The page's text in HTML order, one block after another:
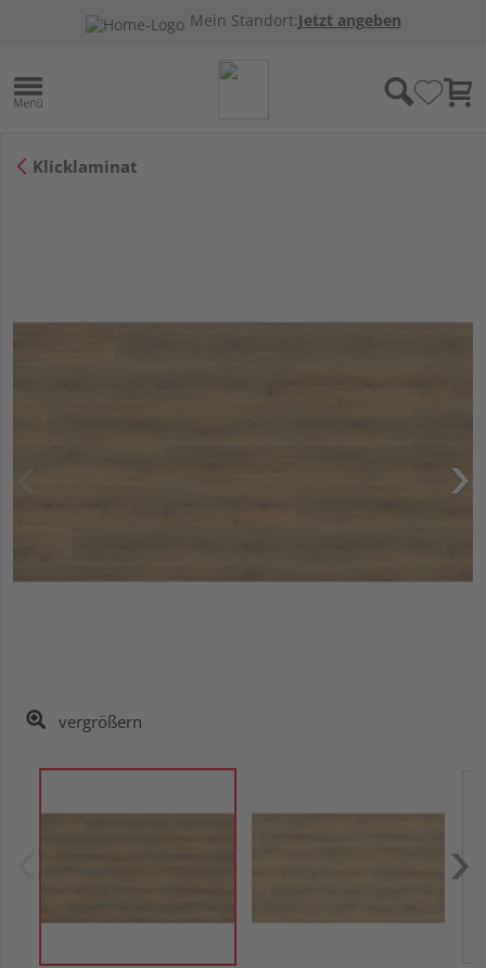
Mein Standort:Jetzt angeben
Klicklaminat
vergrößern